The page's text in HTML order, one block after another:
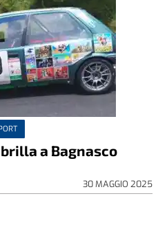
a Bagnasco
30 MAGGIO 2025